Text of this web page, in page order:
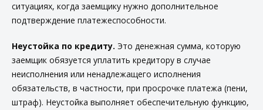
ситуациях, когда заемщику нужно дополнительное
подтверждение платежеспособности.
Неустойка по кредиту. Это денежная сумма, которую
заемщик обязуется уплатить кредитору в случае
неисполнения или ненадлежащего исполнения
обязательств, в частности, при просрочке платежа (пени,
штраф). Неустойка выполняет обеспечительную функцию,